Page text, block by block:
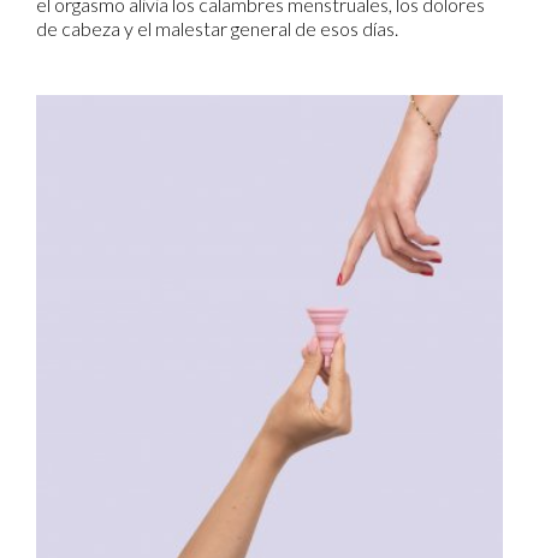
de cabeza y el malestar general de esos días.